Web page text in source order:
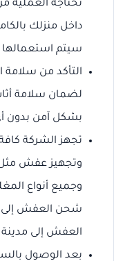
تحتاجه العملية
داخل منزلك
سيتم
التأكد من سلامة
لضمان سلامة
بشكل آمن بدون
تجهز الشركة
وتجهيز عفش مثل
وجميع أنواع
شحن العفش إلى
العفش إلى مدينة
بعد الوصول